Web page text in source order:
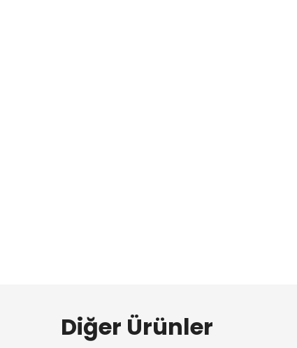
Diğer Ürünler